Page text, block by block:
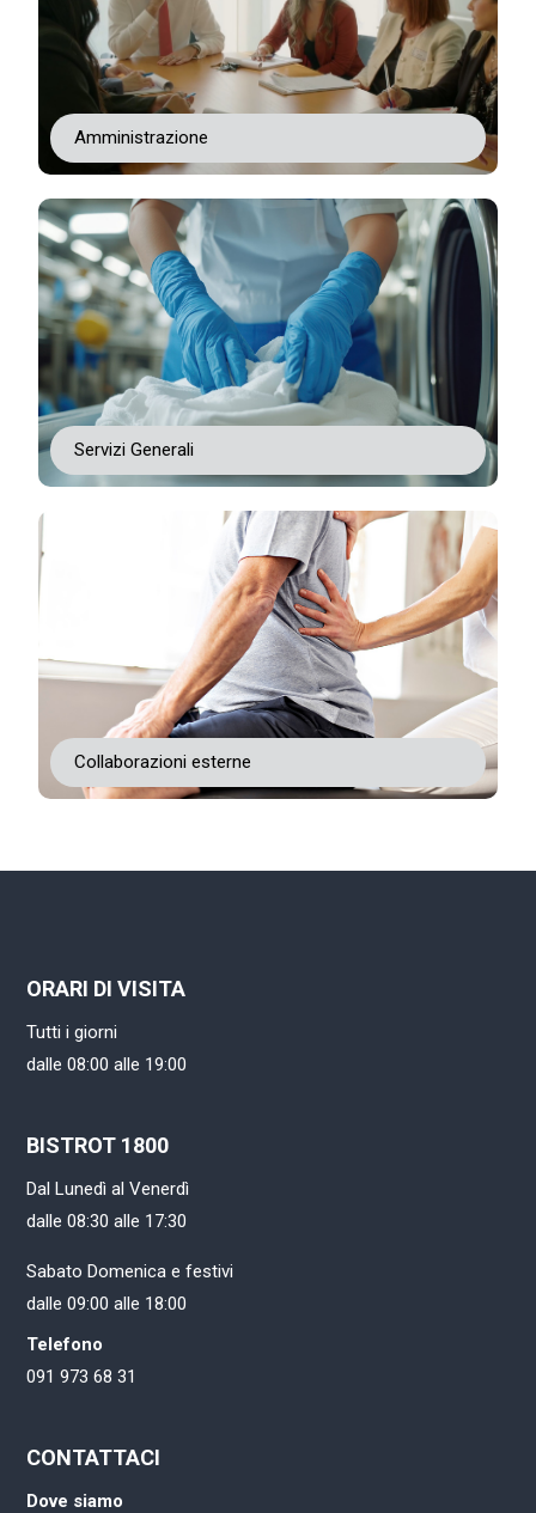
Amministrazione
Servizi Generali
Collaborazioni esterne
ORARI DI VISITA
Tutti i giorni
dalle 08:00 alle 19:00
BISTROT 1800
Dal Lunedì al Venerdì
dalle 08:30 alle 17:30
Sabato Domenica e festivi
dalle 09:00 alle 18:00
Telefono
091 973 68 31
CONTATTACI
Dove siamo